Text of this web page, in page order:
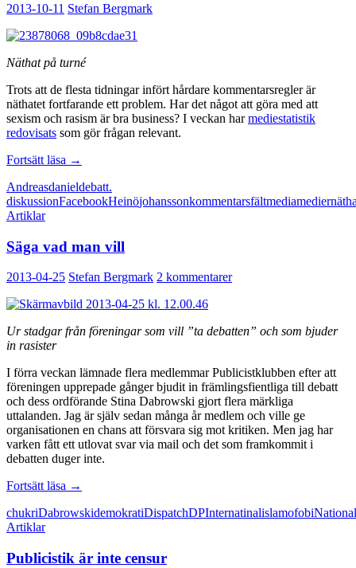
2013-10-11 Stefan Bergmark
Näthat på turné
Trots att de flesta tidningar infört hårdare kommentarsregler är
näthatet fortfarande ett problem. Har det något att göra med att
sexism och rasism är bra business? I veckan harmediestatistik
redovisats som gör frågan relevant.
Fortsätt läsa Rasister
bra
business
→
Andreasdanieldebatt.
diskussionFacebookHeinöjohanssonkommentarsfältmediamedier
Artiklar
Säga vad man vill
2013-04-25 Stefan Bergmark 2 kommentarer
Ur stadgar från föreningar som vill ”ta debatten” och som bjuder
in rasister
I förra veckan lämnade flera medlemmar Publicistklubben efter att
föreningen upprepade gånger bjudit in främlingsfientliga till debatt
och dess ordförande Stina Dabrowski gjort flera märkliga
uttalanden. Jag är själv sedan många år medlem och ville ge
organisationen en chans att försvara sig mot kritiken. Men jag har
varken fått ett utlovat svar via mail och det som framkommit i
debatten duger inte.
Fortsätt läsa Säga
man
→
chukriDabrowskidemokratiDispatchDPInternatinalislamofobi
Artiklar
Publicistik är inte censur